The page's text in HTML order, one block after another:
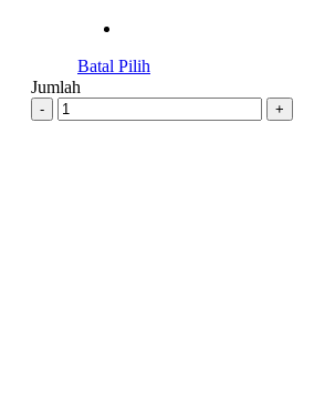
Batal Pilih
Jumlah
- +